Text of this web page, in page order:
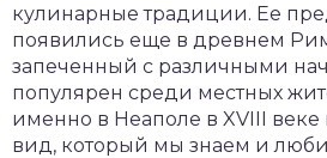
кулинарные традиции. Ее
появились еще в древнем
запеченный с различными
популярен среди местных
именно в Неаполе в XVIII веке
вид, который мы знаем и